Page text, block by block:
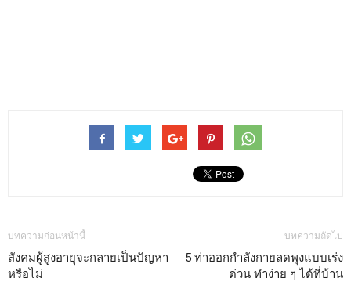
บทความก่อนหน้านี้
สังคมผู้สูงอายุจะกลายเป็นปัญหา
หรือไม่
บทความถัดไป
5 ท่าออกกำลังกายลดพุงแบบเร่ง
ด่วน ทำง่าย ๆ ได้ที่บ้าน